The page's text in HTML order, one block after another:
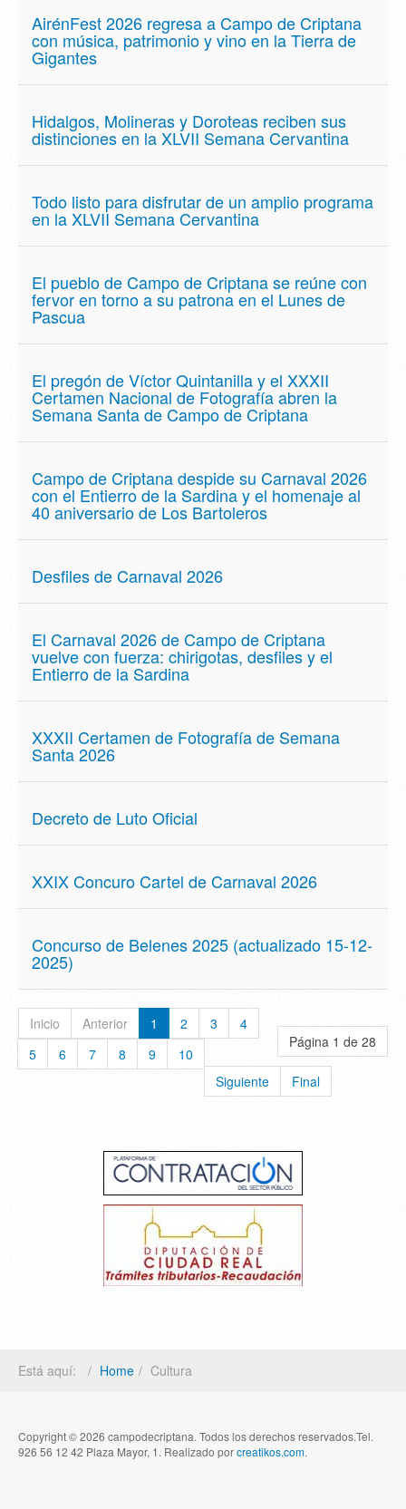
AirénFest 2026 regresa a Campo de Criptana
con música, patrimonio y vino en la Tierra de
Gigantes
Hidalgos, Molineras y Doroteas reciben sus
distinciones en la XLVII Semana Cervantina
Todo listo para disfrutar de un amplio programa
en la XLVII Semana Cervantina
El pueblo de Campo de Criptana se reúne con
fervor en torno a su patrona en el Lunes de
Pascua
El pregón de Víctor Quintanilla y el XXXII
Certamen Nacional de Fotografía abren la
Semana Santa de Campo de Criptana
Campo de Criptana despide su Carnaval 2026
con el Entierro de la Sardina y el homenaje al
40 aniversario de Los Bartoleros
Desfiles de Carnaval 2026
El Carnaval 2026 de Campo de Criptana
vuelve con fuerza: chirigotas, desfiles y el
Entierro de la Sardina
XXXII Certamen de Fotografía de Semana
Santa 2026
Decreto de Luto Oficial
XXIX Concuro Cartel de Carnaval 2026
Concurso de Belenes 2025 (actualizado 15-12-
2025)
Página 1 de 28
Inicio Anterior 1 2 3
4
5
6 7 8 9
10
Siguiente
Final
Está aquí: Home Cultura
Copyright © 2026 campodecriptana. Todos los derechos reservados.Tel.
926 56 12 42 Plaza Mayor, 1. Realizado porcreatikos.com.